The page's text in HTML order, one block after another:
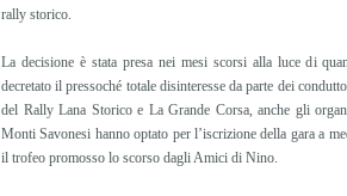
rally storico.
La decisione è stata presa nei mesi scorsi alla luce di
decretato il pressoché totale disinteresse da parte dei
del Rally Lana Storico e La Grande Corsa, anche gli
Monti Savonesi hanno optato per l’iscrizione della gara a
il trofeo promosso lo scorso dagli Amici di Nino.